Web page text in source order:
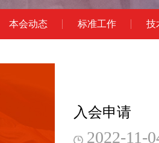
本会动态 标准工作 技
入会申请
2022-11-